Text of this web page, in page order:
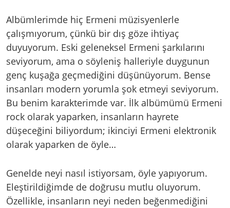
Albümlerimde hiç Ermeni müzisyenlerle
çalışmıyorum, çünkü bir dış göze ihtiyaç
duyuyorum. Eski geleneksel Ermeni şarkılarını
seviyorum, ama o söyleniş halleriyle duygunun
genç kuşağa geçmediğini düşünüyorum. Bense
insanları modern yorumla şok etmeyi seviyorum.
Bu benim karakterimde var. İlk albümümü Ermeni
rock olarak yaparken, insanların hayrete
düşeceğini biliyordum; ikinciyi Ermeni elektronik
olarak yaparken de öyle…
Genelde neyi nasıl istiyorsam, öyle yapıyorum.
Eleştirildiğimde de doğrusu mutlu oluyorum.
Özellikle, insanların neyi neden beğenmediğini